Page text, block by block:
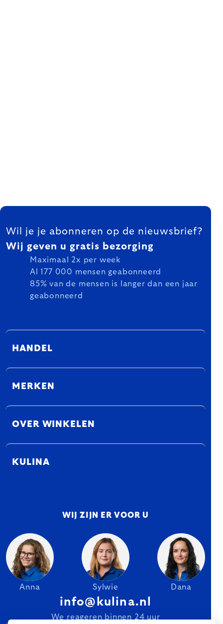
FOOTER
Wil je je abonneren op de nieuwsbrief?
Wij geven u gratis bezorging
Maximaal 2x per week
Al 177 000 mensen geabonneerd
85% van de mensen is langer dan een jaar
geabonneerd
HANDEL
MERKEN
OVER WINKELEN
KULINA
WIJ ZIJN ER VOOR U
Anna Sylwie Dana
info@kulina.nl
We reageren binnen 24 uur